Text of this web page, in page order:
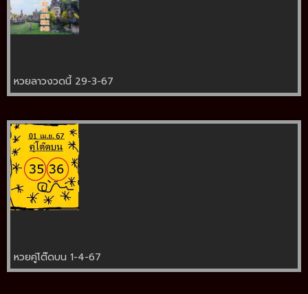
หวยลาวงวดนี้ 29-3-67
หวยคู่โต๊ดบน 1-4-67